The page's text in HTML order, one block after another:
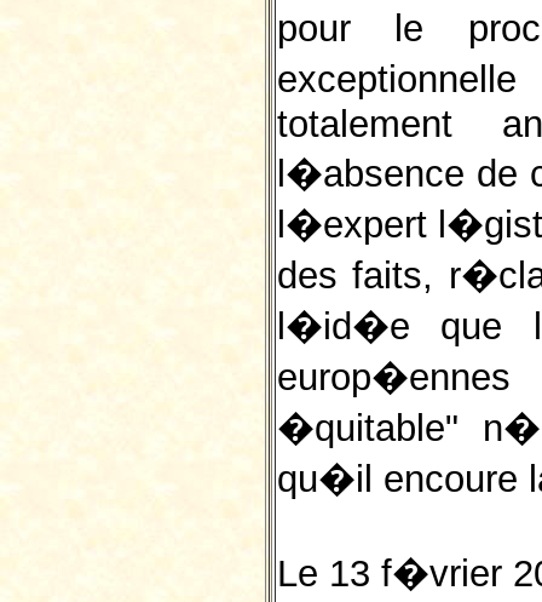
pour le
totalement
l�absence de
l�expert
des faits,
l�id�e que
�quitable"
qu�il encoure
Le 13 f�vrier